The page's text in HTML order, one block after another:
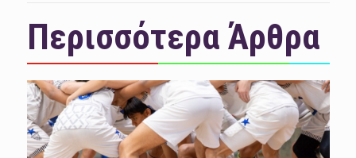
Περισσότερα Άρθρα